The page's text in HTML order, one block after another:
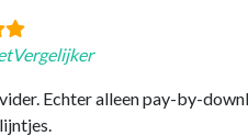
Echter alleen pay-by-